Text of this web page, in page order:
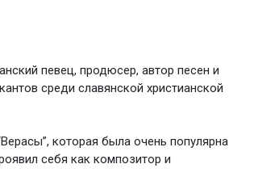
певец, продюсер, автор песен и
среди славянской христианской
которая была очень популярна
себя как композитор и